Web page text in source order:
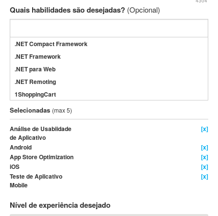
Quais habilidades são desejadas? (Opcional)
.NET Compact Framework
.NET Framework
.NET para Web
.NET Remoting
1ShoppingCart
3DS Max
3GSM
4D Dimension
802.11
A&P
A-GPS
A2Billing
Ab Initio
Selecionadas (max 5)
Análise de Usabiidade
de Aplicativo
[x]
Android
[x]
App Store Optimization
[x]
iOS
[x]
Teste de Aplicativo
Mobile
[x]
Nível de experiência desejado